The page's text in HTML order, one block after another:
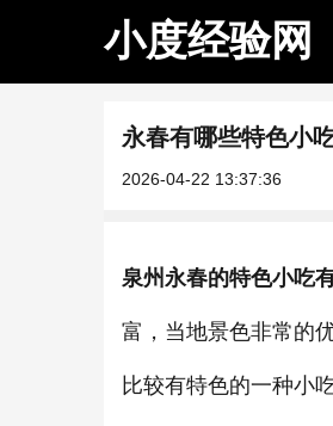
小度经验网
永春有哪些特色小
2026-04-22 13:37:36
泉州永春的特色小吃
富，当地景色非常的
比较有特色的一种小